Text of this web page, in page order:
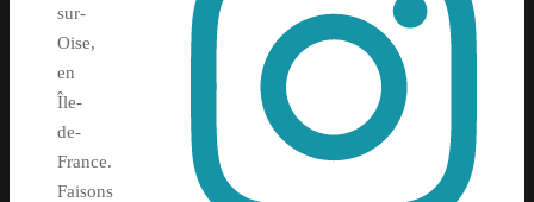
sur-
Oise,
en
Île-
de-
France.
Faisons